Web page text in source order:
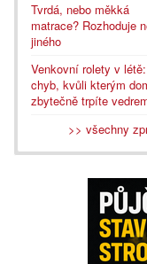
Tvrdá, nebo měkká
matrace? Rozhoduje
jiného
Venkovní rolety v
chyb, kvůli kterým
zbytečně trpíte
>> všechny